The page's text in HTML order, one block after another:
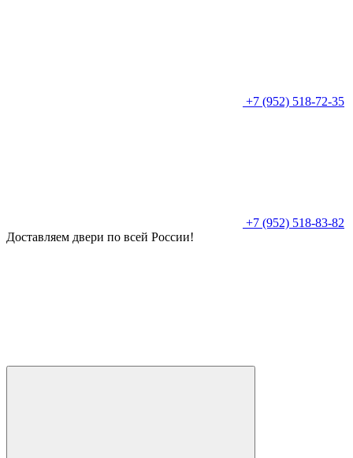
+7 (952) 518-72-35
+7 (952) 518-83-82
Доставляем двери по всей России!